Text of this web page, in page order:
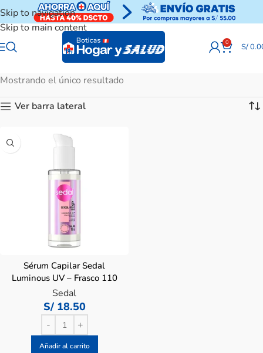
Skip to navigation
Skip to main content
0 S/
Mostrando el único resultado
Ver barra lateral
Sérum Capilar Sedal
Luminous UV – Frasco 110
ML
Sedal
S/18.50
Añadir al carrito